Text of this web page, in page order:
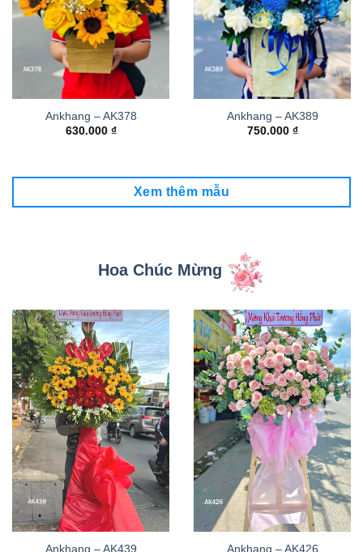
Ankhang – AK378
630.000 ₫
Ankhang – AK389
750.000 ₫
Xem thêm mẫu
Hoa Chúc Mừng
Ankhang – AK439
Ankhang – AK426